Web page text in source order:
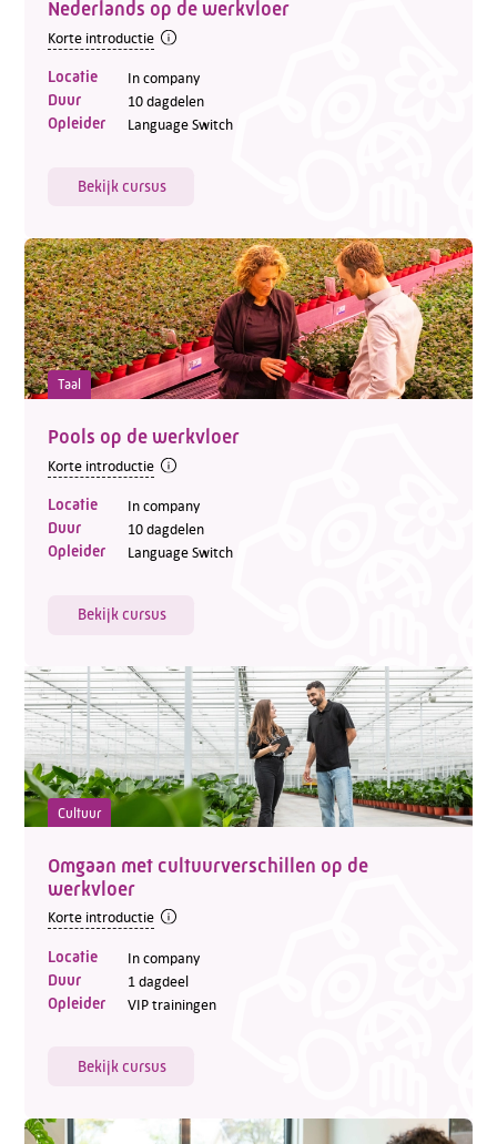
Telefoon:
E-mail:
Nederlands op de werkvloer
Korte introductie
Locatie In company
Duur 10 dagdelen
Opleider Language Switch
Bekijk cursus
Taal
Pools op de werkvloer
Korte introductie
Locatie In company
Duur 10 dagdelen
Opleider Language Switch
Bekijk cursus
Cultuur
Omgaan met cultuurverschillen op de
werkvloer
Korte introductie
Locatie In company
Duur 1 dagdeel
Opleider VIP trainingen
Bekijk cursus